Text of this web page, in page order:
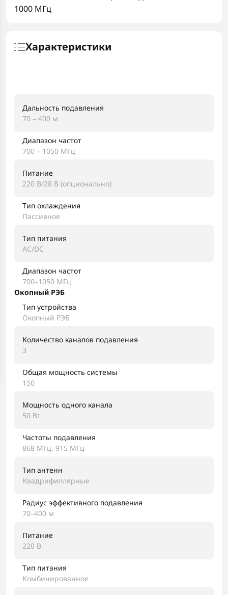
1000 МГц
Характеристики
Дальность подавления
70 – 400 м
Диапазон частот
700 – 1050 МГц
Питание
220 В/28 В (опционально)
Тип охлаждения
Пассивное
Тип питания
AC/DC
Диапазон частот
700–1050 МГц
Окопный РЭБ
Тип устройства
Окопный РЭБ
Количество каналов подавления
3
Общая мощность системы
150
Мощность одного канала
50 Вт
Частоты подавления
868 МГц, 915 МГц
Тип антенн
Квадрифиллярные
Радиус эффективного подавления
70–400 м
Питание
220 В
Тип питания
Комбинированное